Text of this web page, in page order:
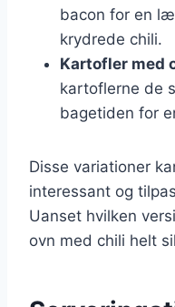
bacon for en
krydrede chili.
Kartofler med
kartoflerne de
bagetiden for
Disse variationer
interessant og
Uanset hvilken
ovn med chili helt